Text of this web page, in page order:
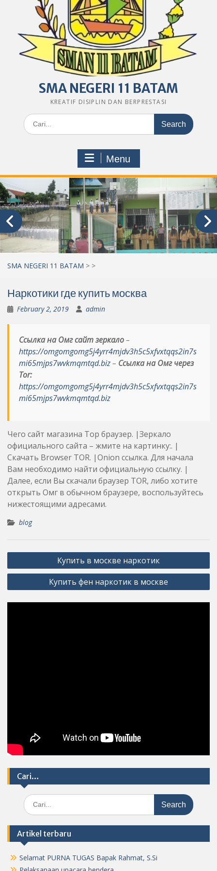
SMA NEGERI 11 BATAM
KREATIF DISIPLIN DAN BERPRESTASI
Search
for:
Menu
SMA NEGERI 11 BATAM > >
Наркотики где купить москва
February 2, 2019 admin
Ссылка на Омг сайт зеркало–
https://omgomgomg5j4yrr4mjdv3h5c5xfvxtqqs2in7s
mi65mjps7wvkmqmtqd.biz– Ссылка на Омг через
Tor:
https://omgomgomg5j4yrr4mjdv3h5c5xfvxtqqs2in7s
mi65mjps7wvkmqmtqd.biz
Чего сайт магазина Тор браузер. |Зеркало
официального сайта – жмите на картинку:. |
Скачать Browser TOR. |Onion cсылка. Для начала
Вам необходимо найти официальную ссылку. |
Далее, если Вы скачали браузер TOR, либо хотите
открыть Омг в обычном браузере, воспользуйтесь
нижестоящими адресами.
blog
Post
navigation
Купить в москве наркотик
Купить фен наркотик в москве
Cari…
Search
for:
Artikel terbaru
Selamat PURNA TUGAS Bapak Rahmat, S.Si